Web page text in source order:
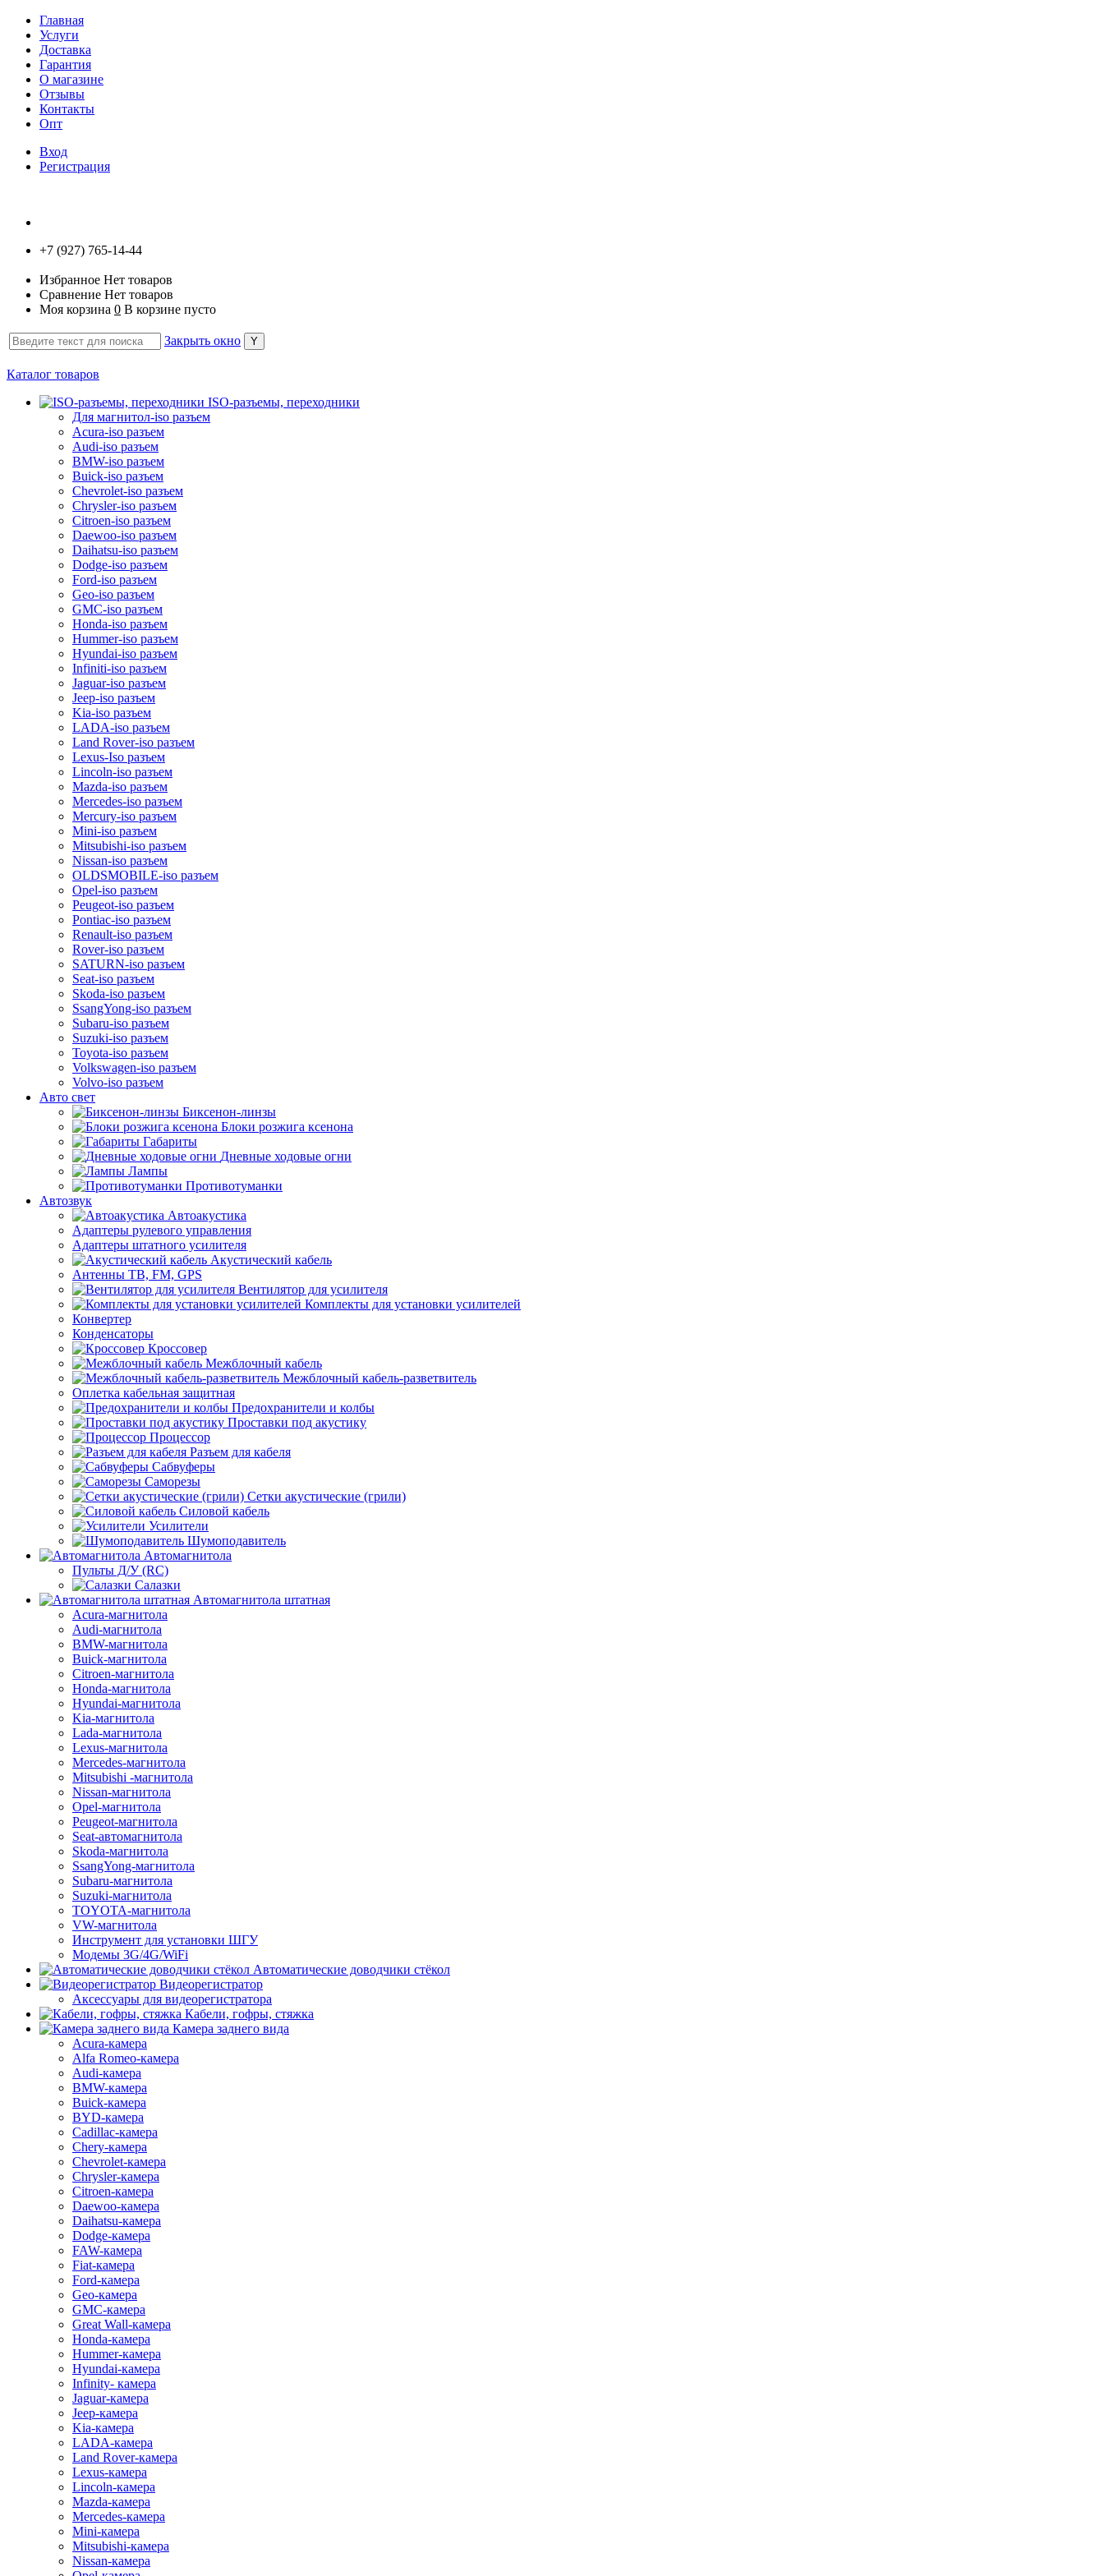
Главная
Услуги
Доставка
Гарантия
О магазине
Отзывы
Контакты
Опт
Вход
Регистрация
+7 (927) 765-14-44
Избранное Нет товаров
Сравнение Нет товаров
Моя корзина 0 В корзине пусто
Закрыть окно
Каталог товаров
ISO-разъемы, переходники
Для магнитол-iso разъем
Acura-iso разъем
Audi-iso разъем
BMW-iso разъем
Buick-iso разъем
Chevrolet-iso разъем
Chrysler-iso разъем
Citroen-iso разъем
Daewoo-iso разъем
Daihatsu-iso разъем
Dodge-iso разъем
Ford-iso разъем
Geo-iso разъем
GMC-iso разъем
Honda-iso разъем
Hummer-iso разъем
Hyundai-iso разъем
Infiniti-iso разъем
Jaguar-iso разъем
Jeep-iso разъем
Kia-iso разъем
LADA-iso разъем
Land Rover-iso разъем
Lexus-Iso разъем
Lincoln-iso разъем
Mazda-iso разъем
Mercedes-iso разъем
Mercury-iso разъем
Mini-iso разъем
Mitsubishi-iso разъем
Nissan-iso разъем
OLDSMOBILE-iso разъем
Opel-iso разъем
Peugeot-iso разъем
Pontiac-iso разъем
Renault-iso разъем
Rover-iso разъем
SATURN-iso разъем
Seat-iso разъем
Skoda-iso разъем
SsangYong-iso разъем
Subaru-iso разъем
Suzuki-iso разъем
Toyota-iso разъем
Volkswagen-iso разъем
Volvo-iso разъем
Авто свет
Биксенон-линзы
Блоки розжига ксенона
Габариты
Дневные ходовые огни
Лампы
Противотуманки
Автозвук
Автоакустика
Адаптеры рулевого управления
Адаптеры штатного усилителя
Акустический кабель
Антенны ТВ, FM, GPS
Вентилятор для усилителя
Комплекты для установки усилителей
Конвертер
Конденсаторы
Кроссовер
Межблочный кабель
Межблочный кабель-разветвитель
Оплетка кабельная защитная
Предохранители и колбы
Проставки под акустику
Процессор
Разъем для кабеля
Сабвуферы
Саморезы
Сетки акустические (грили)
Силовой кабель
Усилители
Шумоподавитель
Автомагнитола
Пульты Д/У (RC)
Салазки
Автомагнитола штатная
Acura-магнитола
Audi-магнитола
BMW-магнитола
Buick-магнитола
Citroen-магнитола
Honda-магнитола
Hyundai-магнитола
Kia-магнитола
Lada-магнитола
Lexus-магнитола
Mercedes-магнитола
Mitsubishi -магнитола
Nissan-магнитола
Opel-магнитола
Peugeot-магнитола
Seat-автомагнитола
Skoda-магнитола
SsangYong-магнитола
Subaru-магнитола
Suzuki-магнитола
TOYOTA-магнитола
VW-магнитола
Инструмент для установки ШГУ
Модемы 3G/4G/WiFi
Автоматические доводчики стёкол
Видеорегистратор
Аксессуары для видеорегистратора
Кабели, гофры, стяжка
Камера заднего вида
Acura-камера
Alfa Romeo-камера
Audi-камера
BMW-камера
Buick-камера
BYD-камера
Cadillac-камера
Chery-камера
Chevrolet-камера
Chrysler-камера
Citroen-камера
Daewoo-камера
Daihatsu-камера
Dodge-камера
FAW-камера
Fiat-камера
Ford-камера
Geo-камера
GMC-камера
Great Wall-камера
Honda-камера
Hummer-камера
Hyundai-камера
Infinity- камера
Jaguar-камера
Jeep-камера
Kia-камера
LADA-камера
Land Rover-камера
Lexus-камера
Lincoln-камера
Mazda-камера
Mercedes-камера
Mini-камера
Mitsubishi-камера
Nissan-камера